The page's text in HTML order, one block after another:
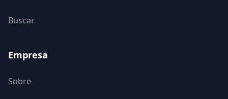
Buscar
Empresa
Sobre